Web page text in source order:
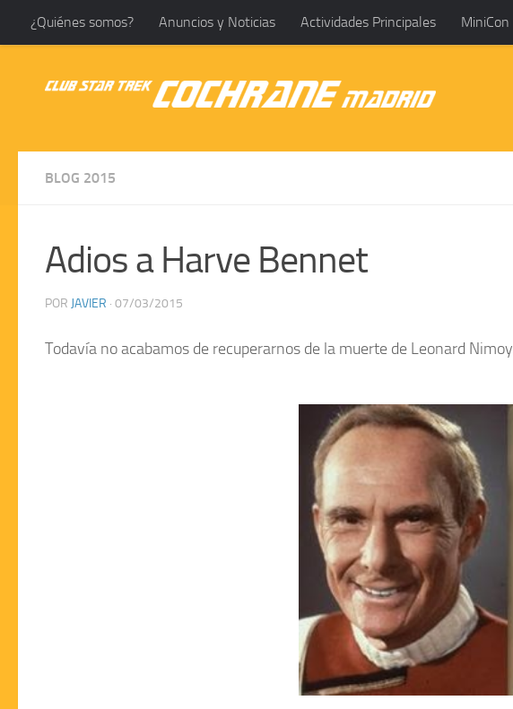
Saltar al contenido
¿Quiénes somos? Anuncios y Noticias Actividades Principales MiniCon
BLOG 2015
Adios a Harve Bennet
POR JAVIER · 07/03/2015
Todavía no acabamos de recuperarnos de la muerte de Leonard Nimoy